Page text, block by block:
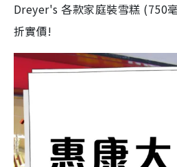
Dreyer's 各款家庭裝雪糕 (750
折實價!